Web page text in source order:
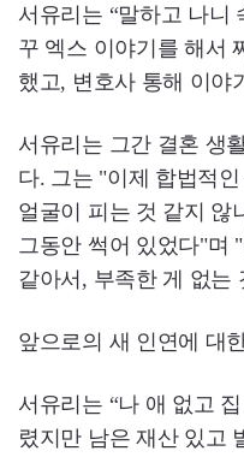
서유리는 “말하고 나니
꾸 엑스 이야기를 해서
했고, 변호사 통해 이야
서유리는 그간 결혼 생
다. 그는 "이제 합법적
얼굴이 피는 것 같지 않
그동안 썩어 있었다"며
같아서, 부족한 게 없
앞으로의 새 인연에 대
서유리는 “나 애 없고
렸지만 남은 재산 있고